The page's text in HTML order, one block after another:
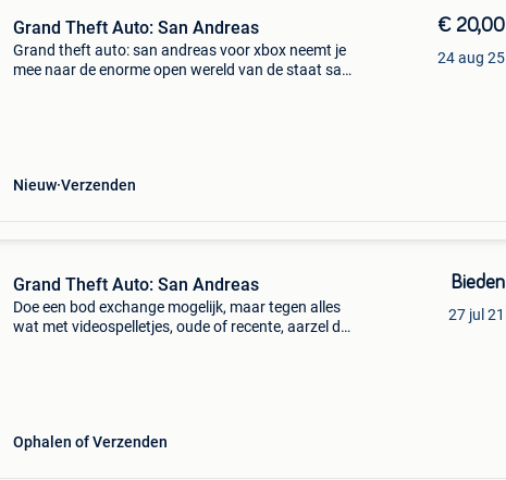
Grand Theft Auto: San Andreas
Grand theft auto: san andreas voor xbox neemt je
mee naar de enorme open wereld van de staat san
Nieuw Verzenden
€ 20,00
24 aug 25
Grand Theft Auto: San Andreas
Doe een bod exchange mogelijk, maar tegen alles
wat met videospelletjes, oude of recente, aarzel dan
Ophalen of Verzenden
Bieden
27 jul 21